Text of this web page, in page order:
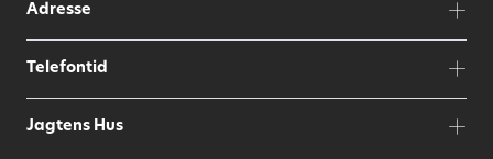
Adresse
Telefontid
Jagtens Hus